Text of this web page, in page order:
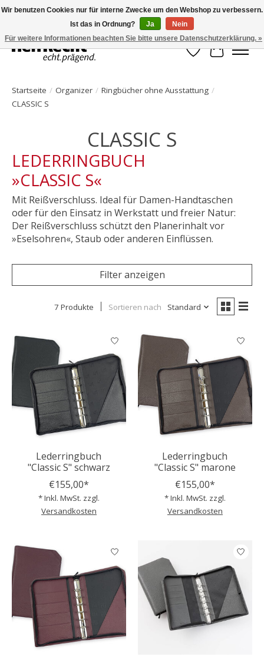
HelfRecht-Planer | Jahresaktualisierungen | Zubehör
Wunschzettel
Ihr
Startseite / Organizer / Ringbücher ohne Ausstattung /
CLASSIC S
CLASSIC S
LEDERRINGBUCH
»CLASSIC S«
Mit Reißverschluss. Ideal für Damen-Handtaschen
oder für den Einsatz in Werkstatt und freier Natur:
Der Reißverschluss schützt den Planerinhalt vor
»Eselsohren«, Staub oder anderen Einflüssen.
Filter anzeigen
7 Produkte Sortieren nach Standard
Lederringbuch
"Classic S" schwarz
€155,00*
* Inkl. MwSt. zzgl.
Versandkosten
Lederringbuch
"Classic S" marone
€155,00*
* Inkl. MwSt. zzgl.
Versandkosten
Wir benutzen Cookies nur für interne Zwecke um den Webshop zu verbessern.
Ist das in Ordnung?
Ja
Nein
Für weitere Informationen beachten Sie bitte unsere Datenschutzerklärung. »